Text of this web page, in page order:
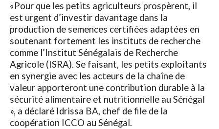
«Pour que les petits agriculteurs prospèrent, il
est urgent d’investir davantage dans la
production de semences certifiées adaptées en
soutenant fortement les instituts de recherche
comme l’Institut Sénégalais de Recherche
Agricole (ISRA). Se faisant, les petits exploitants
en synergie avec les acteurs de la chaîne de
valeur apporteront une contribution durable à la
sécurité alimentaire et nutritionnelle au Sénégal
», a déclaré Idrissa BA, chef de file de la
coopération ICCO au Sénégal.